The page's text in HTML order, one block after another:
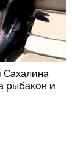
Сахалина
рыбаков и